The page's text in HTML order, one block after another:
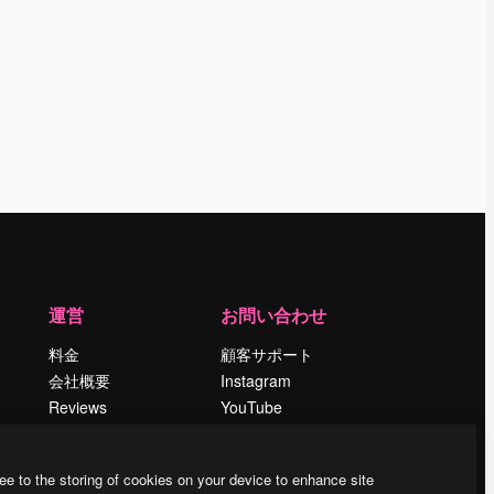
運営
料金
会社概要
Reviews
ブログ
お問い合わせ
顧客サポート
Instagram
YouTube
Discord
to the storing of cookies on your device to enhance site